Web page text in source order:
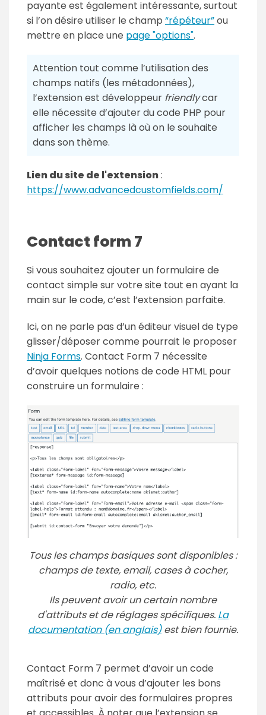
payante est également intéressante, surtout
si l’on désire utiliser le champ “répéteur”ou
mettre en place une page "options".
Attention tout comme l’utilisation des
champs natifs (les métadonnées),
l’extension est développeur friendlycar
elle nécessite d’ajouter du code PHP pour
afficher les champs là où on le souhaite
dans son thème.
Lien du site de l'extension:
https://www.advancedcustomfields.com/
Contact form 7
Si vous souhaitez ajouter un formulaire de
contact simple sur votre site tout en ayant la
main sur le code, c’est l’extension parfaite.
Ici, on ne parle pas d’un éditeur visuel de type
glisser/déposer comme pourrait le proposer
Ninja Forms. Contact Form 7 nécessite
d’avoir quelques notions de code HTML pour
construire un formulaire :
Tous les champs basiques sont disponibles :
champs de texte, email, cases à cocher,
radio, etc.
Ils peuvent avoir un certain nombre
d'attributs et de réglages spécifiques. La
documentation (en anglais)est bien fournie.
Contact Form 7 permet d’avoir un code
maîtrisé et donc à vous d’ajouter les bons
attributs pour avoir des formulaires propres